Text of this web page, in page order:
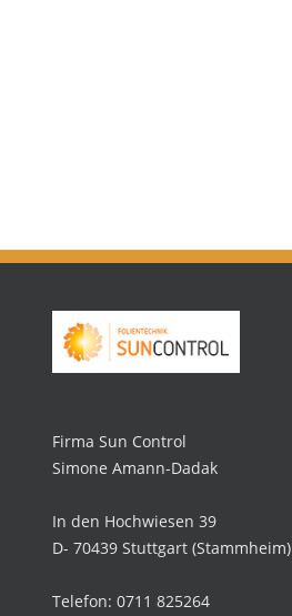
Firma Sun Control
Simone Amann-Dadak
In den Hochwiesen 39
D- 70439 Stuttgart (Stammheim)
Telefon: 0711 825264